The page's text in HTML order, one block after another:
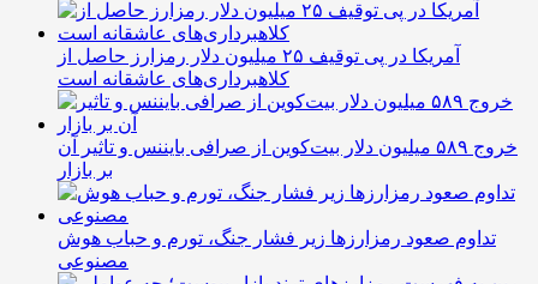
آمریکا در پی توقیف ۲۵ میلیون دلار رمزارز حاصل از
کلاهبرداری‌های عاشقانه است
خروج ۵۸۹ میلیون دلار بیت‌کوین از صرافی بایننس و تاثیر آن
بر بازار
تداوم صعود رمزارزها زیر فشار جنگ، تورم و حباب هوش
مصنوعی